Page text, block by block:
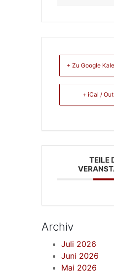
+ Zu Google
+ iCal /
TEILE
Archiv
Juli 2026
Juni 2026
Mai 2026